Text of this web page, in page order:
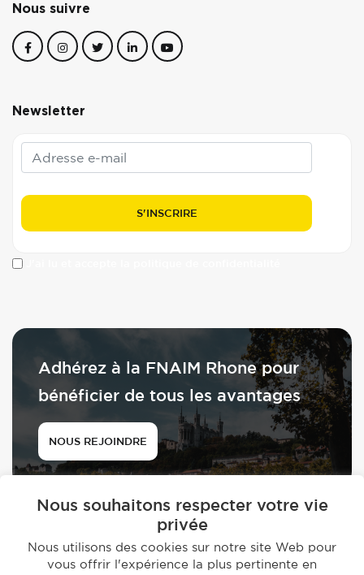
Nous suivre
Newsletter
Adhérez à la FNAIM Rhone pour
bénéficier de tous les avantages
NOUS REJOINDRE
Nous souhaitons respecter votre vie
privée
Nous utilisons des cookies sur notre site Web pour
vous offrir l'expérience la plus pertinente en